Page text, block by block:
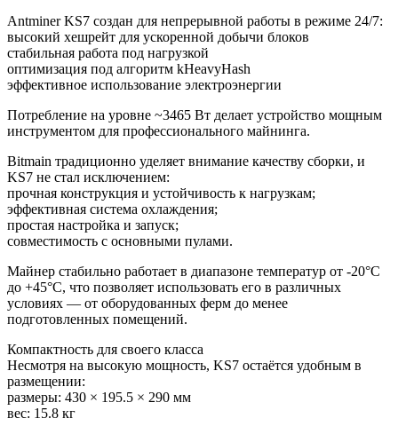
Antminer KS7 создан для непрерывной работы в режиме 24/7:
высокий хешрейт для ускоренной добычи блоков
стабильная работа под нагрузкой
оптимизация под алгоритм kHeavyHash
эффективное использование электроэнергии
Потребление на уровне ~3465 Вт делает устройство мощным
инструментом для профессионального майнинга.
Bitmain традиционно уделяет внимание качеству сборки, и
KS7 не стал исключением:
прочная конструкция и устойчивость к нагрузкам;
эффективная система охлаждения;
простая настройка и запуск;
совместимость с основными пулами.
Майнер стабильно работает в диапазоне температур от -20°C
до +45°C, что позволяет использовать его в различных
условиях — от оборудованных ферм до менее
подготовленных помещений.
Компактность для своего класса
Несмотря на высокую мощность, KS7 остаётся удобным в
размещении:
размеры: 430 × 195.5 × 290 мм
вес: 15.8 кг